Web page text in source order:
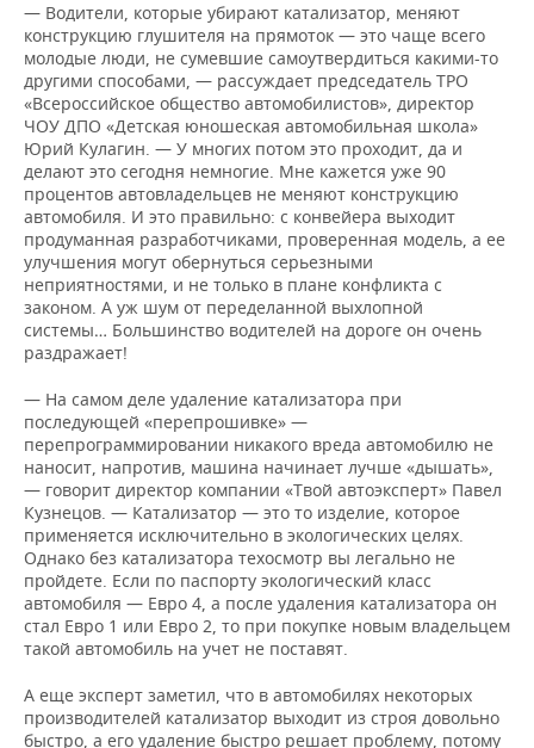
— Водители, которые убирают катализатор, меняют
конструкцию глушителя на прямоток — это чаще всего
молодые люди, не сумевшие самоутвердиться какими-то
другими способами, — рассуждает председатель ТРО
«Всероссийское общество автомобилистов», директор
ЧОУ ДПО «Детская юношеская автомобильная школа»
Юрий Кулагин. — У многих потом это проходит, да и
делают это сегодня немногие. Мне кажется уже 90
процентов автовладельцев не меняют конструкцию
автомобиля. И это правильно: с конвейера выходит
продуманная разработчиками, проверенная модель, а ее
улучшения могут обернуться серьезными
неприятностями, и не только в плане конфликта с
законом. А уж шум от переделанной выхлопной
системы… Большинство водителей на дороге он очень
раздражает!
— На самом деле удаление катализатора при
последующей «перепрошивке» —
перепрограммировании никакого вреда автомобилю не
наносит, напротив, машина начинает лучше «дышать»,
— говорит директор компании «Твой автоэксперт» Павел
Кузнецов. — Катализатор — это то изделие, которое
применяется исключительно в экологических целях.
Однако без катализатора техосмотр вы легально не
пройдете. Если по паспорту экологический класс
автомобиля — Евро 4, а после удаления катализатора он
стал Евро 1 или Евро 2, то при покупке новым владельцем
такой автомобиль на учет не поставят.
А еще эксперт заметил, что в автомобилях некоторых
производителей катализатор выходит из строя довольно
быстро, а его удаление быстро решает проблему, потому